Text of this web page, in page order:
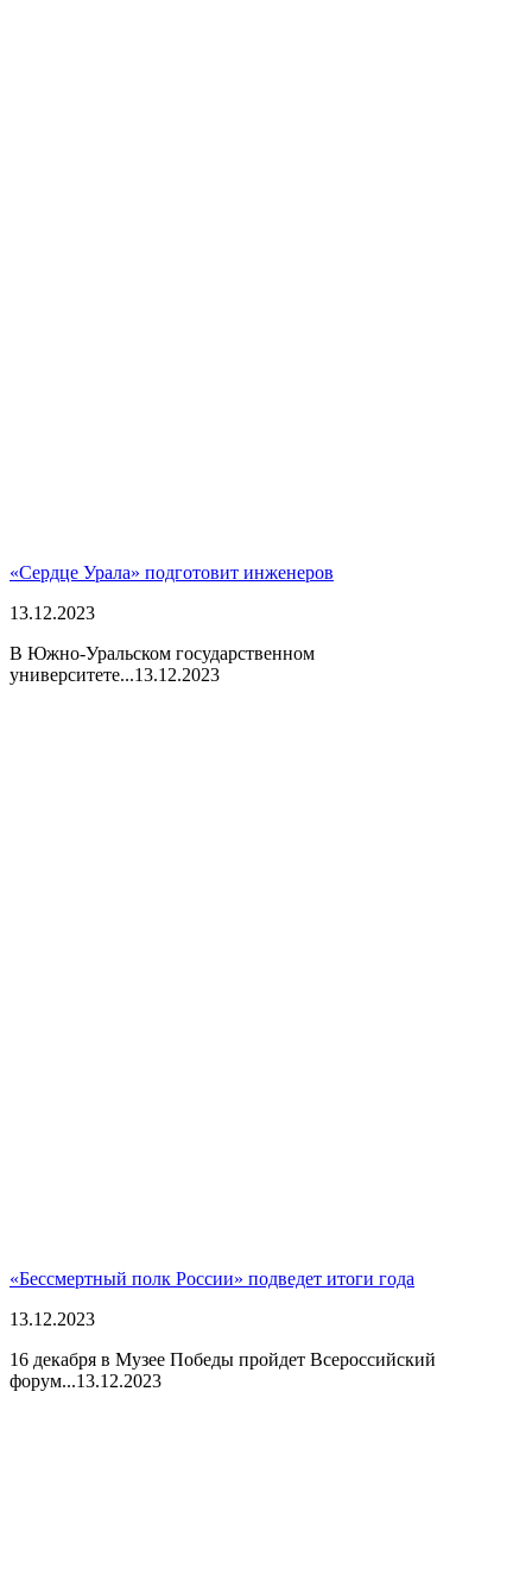
«Сердце Урала» подготовит инженеров
13.12.2023
В Южно-Уральском государственном
университете...13.12.2023
«Бессмертный полк России» подведет итоги года
13.12.2023
16 декабря в Музее Победы пройдет Всероссийский
форум...13.12.2023